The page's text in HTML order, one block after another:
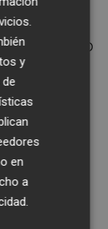
Madrid y
del año
del
Albers
aan
la
cien
se
y
en
a
.